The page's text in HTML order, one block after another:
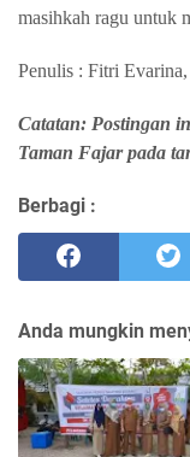
masihkah ragu untuk
Penulis : Fitri
Catatan: Postingan
Taman Fajar pada
Berbagi :
Anda mungkin